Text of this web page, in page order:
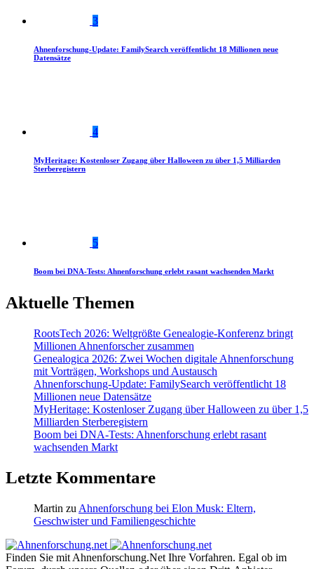
3
Ahnenforschung-Update: FamilySearch veröffentlicht 18 Millionen neue
Datensätze
4
MyHeritage: Kostenloser Zugang über Halloween zu über 1,5 Milliarden
Sterberegistern
5
Boom bei DNA-Tests: Ahnenforschung erlebt rasant wachsenden Markt
Aktuelle Themen
RootsTech 2026: Weltgrößte Genealogie-Konferenz bringt
Millionen Ahnenforscher zusammen
Genealogica 2026: Zwei Wochen digitale Ahnenforschung
mit Vorträgen, Workshops und Austausch
Ahnenforschung-Update: FamilySearch veröffentlicht 18
Millionen neue Datensätze
MyHeritage: Kostenloser Zugang über Halloween zu über 1,5
Milliarden Sterberegistern
Boom bei DNA-Tests: Ahnenforschung erlebt rasant
wachsenden Markt
Letzte Kommentare
Martin zu Ahnenforschung bei Elon Musk: Eltern,
Geschwister und Familiengeschichte
Finden Sie mit Ahnenforschung.Net Ihre Vorfahren. Egal ob im